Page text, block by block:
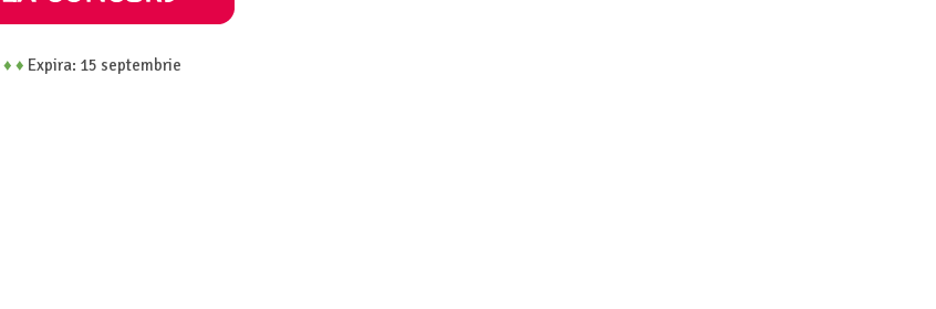
♦ ♦ Expira: 15 septembrie